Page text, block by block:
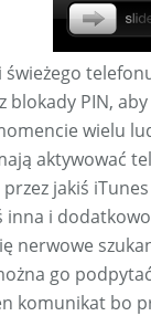
świeżego
blokady PIN,
wielu
aktywować
jakiś
inna i
nerwowe
go
komunikat bo